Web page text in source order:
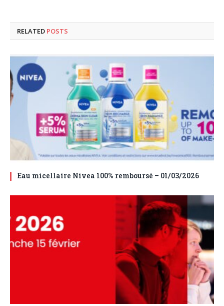
RELATED POSTS
Eau micellaire Nivea 100% remboursé – 01/03/2026